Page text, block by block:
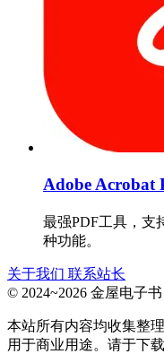
Adobe Acrobat
最强PDF工具，支
种功能。
关于我们 联系站长
© 2024~2026 金屋电子
本站所有内容均收集整
用于商业用途。请于下